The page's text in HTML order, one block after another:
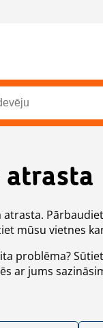
atrasta
mūsu vietnes
problēma?
ar jums